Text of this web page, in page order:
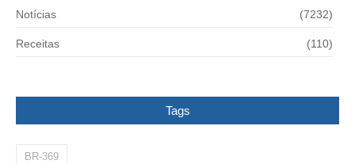
Notícias (7232)
Receitas (110)
Tags
BR-369